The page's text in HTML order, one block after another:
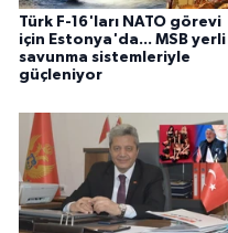
Türk F-16'ları NATO görevi
için Estonya'da... MSB yerli
savunma sistemleriyle
güçleniyor